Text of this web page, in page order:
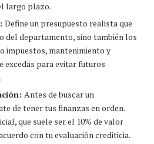
largo plazo.
Define un presupuesto realista que
del departamento, sino también los
impuestos, mantenimiento y
excedas para evitar futuros
Antes de buscar un
de tener tus finanzas en orden.
que suele ser el 10% de valor
con tu evaluación crediticia.